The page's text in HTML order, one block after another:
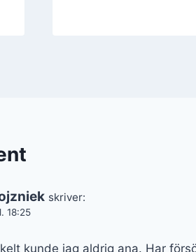
skriver:
18:25
kunde jag aldrig ana. Har